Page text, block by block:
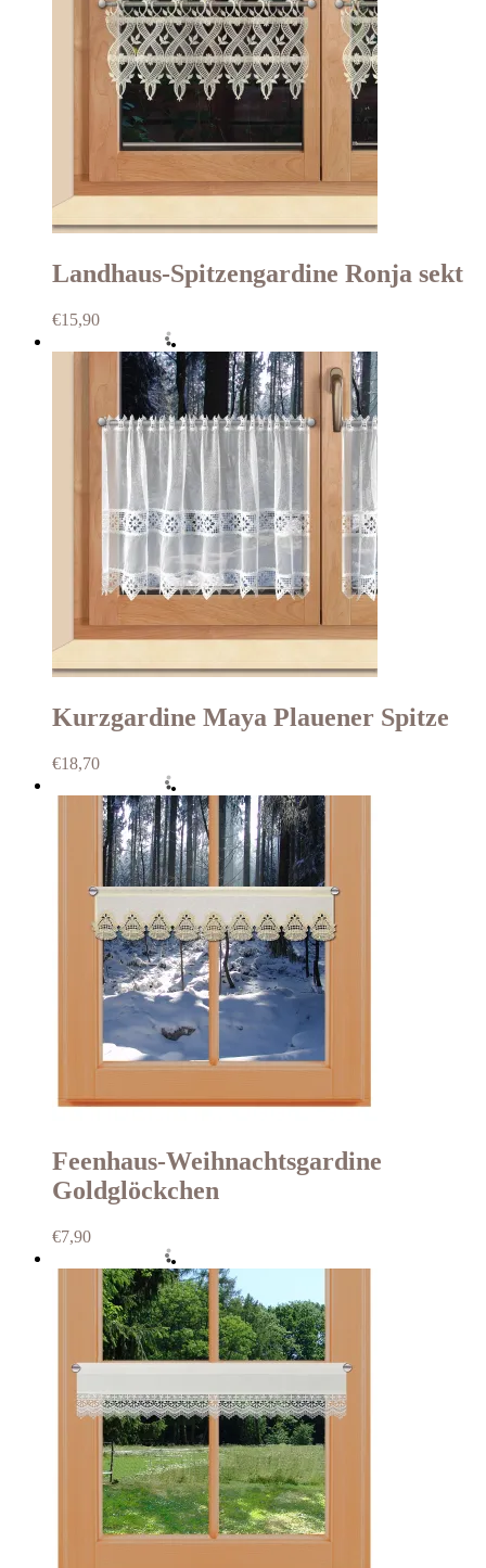
Landhaus-Spitzengardine Ronja sekt
€15,90
Kurzgardine Maya Plauener Spitze
€18,70
Feenhaus-Weihnachtsgardine
Goldglöckchen
€7,90